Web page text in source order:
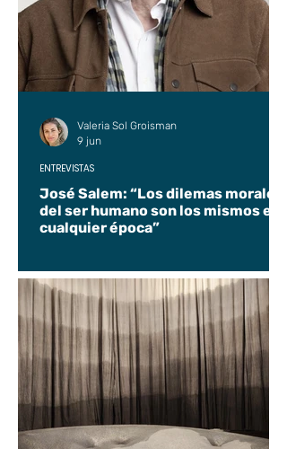
José Salem: “Los dilemas morales
del ser humano son los mismos en
cualquier época”
ENTREVISTAS
Valeria Sol Groisman
9 jun